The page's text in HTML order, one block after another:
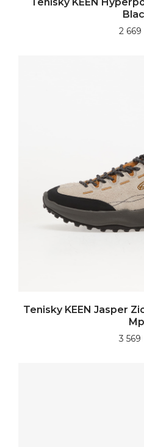
2 669
Tenisky KEEN Jasper
Mp
3 569